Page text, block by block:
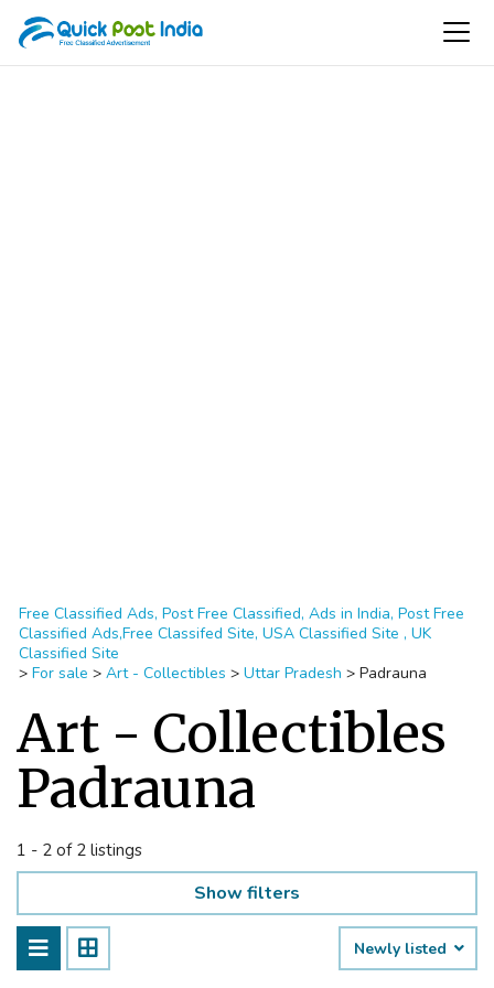
Free Classified Ads, Post Free Classified, Ads in India, Post Free
Classified Ads,Free Classifed Site, USA Classified Site , UK
Classified Site
> For sale > Art - Collectibles > Uttar Pradesh > Padrauna
Art - Collectibles
Padrauna
1 - 2 of 2 listings
Show filters
Newly listed